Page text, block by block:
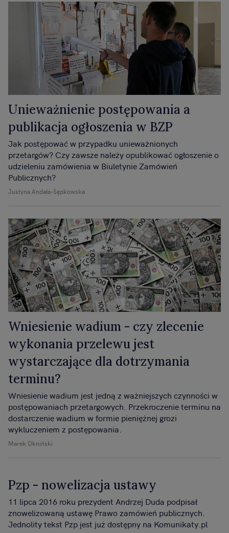
Unieważnienie postępowania a
publikacja ogłoszenia w BZP
Justyna Andała-Sępkowska
Jak postępować w przypadku unieważnionych
przetargów? Czy zawsze należy opublikować ogłoszenie o
udzieleniu zamówienia w Biuletynie Zamówień
Publicznych?
Wniesienie wadium - czy zlecenie
wykonania przelewu jest
wystarczające dla dotrzymania
terminu?
Marek Okniński
Wniesienie wadium jest jedną z ważniejszych czynności w
postępowaniach przetargowych. Przekroczenie terminu na
dostarczenie wadium w formie pieniężnej grozi
wykluczeniem z postępowania.
Pzp - nowelizacja ustawy
11 lipca 2016 roku prezydent Andrzej Duda podpisał
znowelizowaną ustawę Prawo zamówień publicznych.
Jednolity tekst Pzp jest już dostępny na Komunikaty.pl